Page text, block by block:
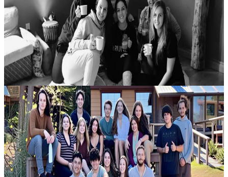
Immergiti in un’esperienza di 7 giorni dedicata alla filosofia daoista
e a una profonda connessione con la terra, vissuta nella semplicità
del campeggio immerso nella natura. Questo percorso offre l’o...
2000,00 CA$
17 agosto 2026
18:00
Gravenhurst, Canada
Teens Alive 2
Con Annika Raithby e Linda Nicholls 18 - 21 agosto 2026 Teens
Alive 2 rappresenta il passo successivo dopo Teens Alive 1, e nel
2026 i due programmi di tre giorni vengono proposti in successione.
È im...